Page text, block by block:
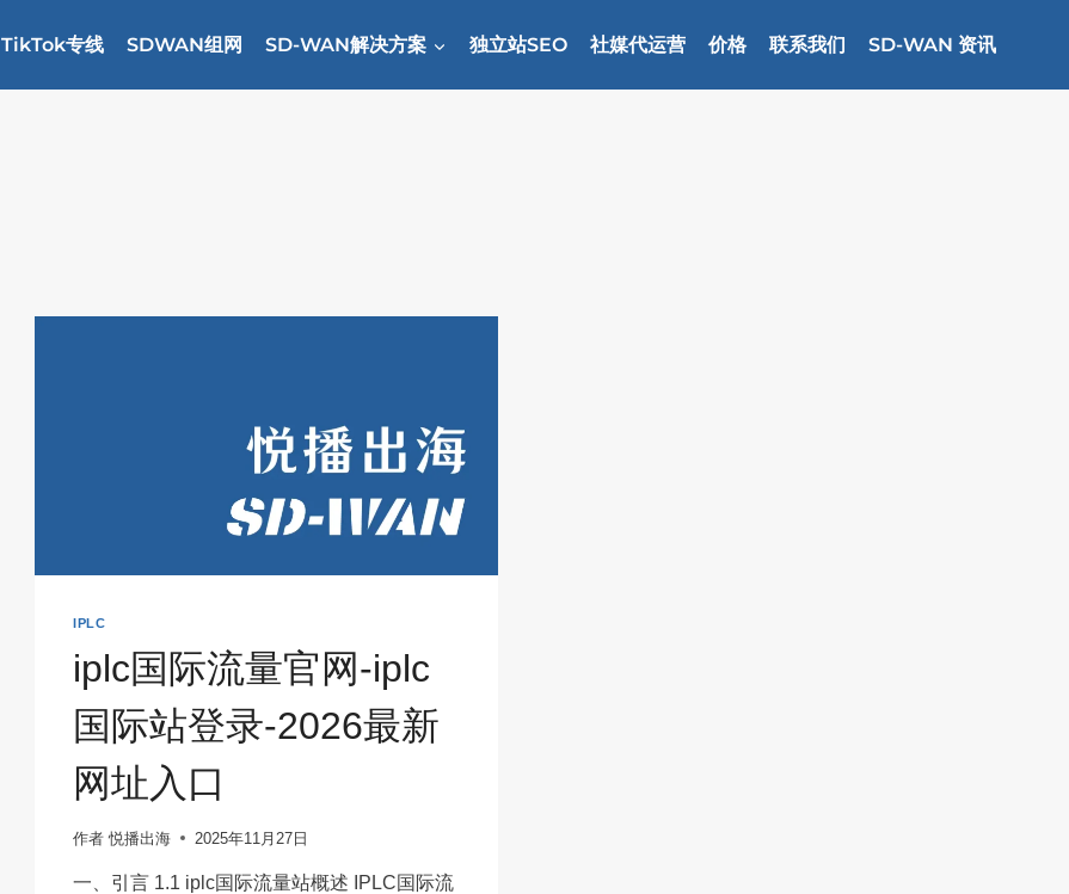
TikTok专线 SDWAN组网 SD-WAN解决方案 独立站SEO 社媒代运营 价格 联系我们 SD-WAN 资讯
IPLC
iplc国际流量官网-iplc
国际站登录-2026最新
网址入口
作者 悦播出海 2025年11月27日
一、引言 1.1 iplc国际流量站概述 IPLC国际流